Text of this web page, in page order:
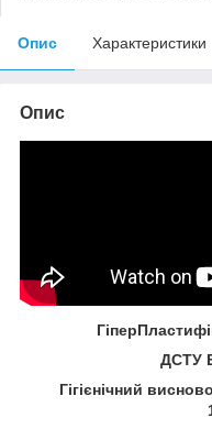
Опис Характеристики
Опис
ДСТУ
Гігієнічний